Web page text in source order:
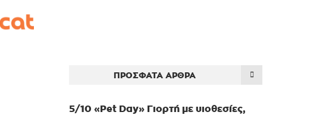
ΠΡΌΣΦΑΤΑ ΆΡΘΡΑ
5/10 «Pet Day» Γιορτή με υιοθεσίες,